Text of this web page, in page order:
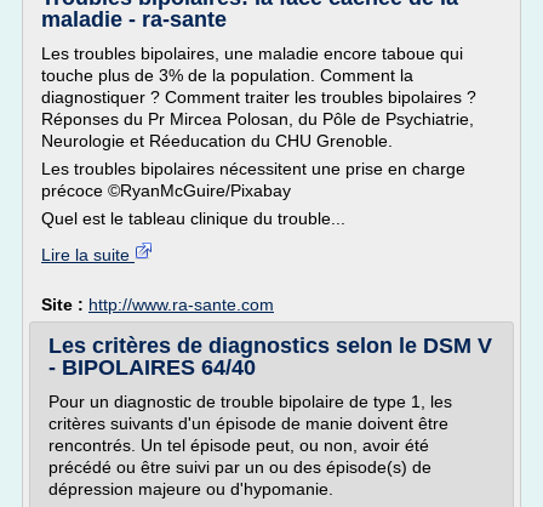
maladie - ra-sante
Les troubles bipolaires, une maladie encore taboue qui
touche plus de 3% de la population. Comment la
diagnostiquer ? Comment traiter les troubles bipolaires ?
Réponses du Pr Mircea Polosan, du Pôle de Psychiatrie,
Neurologie et Réeducation du CHU Grenoble.
Les troubles bipolaires nécessitent une prise en charge
précoce ©RyanMcGuire/Pixabay
Quel est le tableau clinique du trouble...
Lire la suite
Site : http://www.ra-sante.com
Les critères de diagnostics selon le DSM V
- BIPOLAIRES 64/40
Pour un diagnostic de trouble bipolaire de type 1, les
critères suivants d'un épisode de manie doivent être
rencontrés. Un tel épisode peut, ou non, avoir été
précédé ou être suivi par un ou des épisode(s) de
dépression majeure ou d'hypomanie.